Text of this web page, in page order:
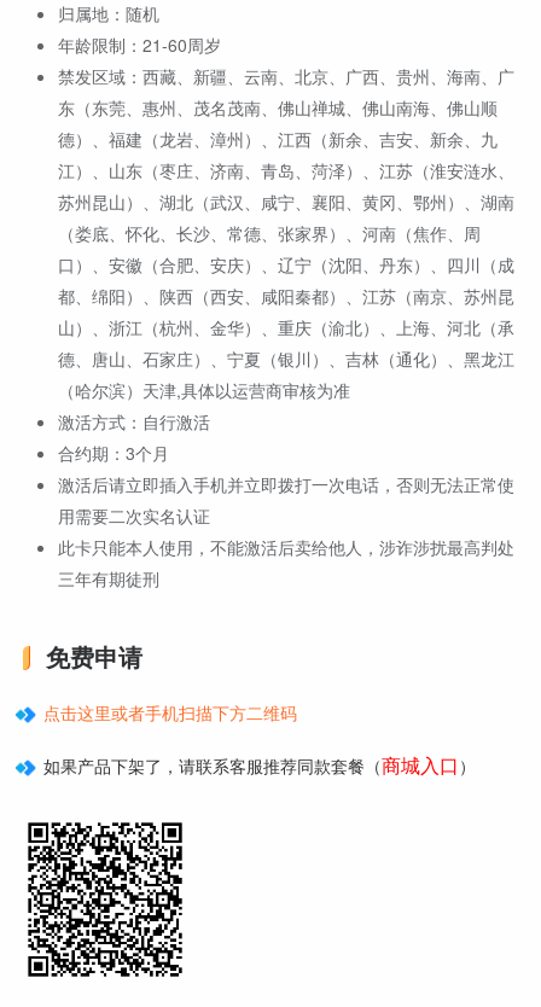
归属地：随机
年龄限制：21-60周岁
禁发区域：西藏、新疆、云南、北京、广西、贵州、海南、广
东（东莞、惠州、茂名茂南、佛山禅城、佛山南海、佛山顺
德）、福建（龙岩、漳州）、江西（新余、吉安、新余、九
江）、山东（枣庄、济南、青岛、菏泽）、江苏（淮安涟水、
苏州昆山）、湖北（武汉、咸宁、襄阳、黄冈、鄂州）、湖南
（娄底、怀化、长沙、常德、张家界）、河南（焦作、周
口）、安徽（合肥、安庆）、辽宁（沈阳、丹东）、四川（成
都、绵阳）、陕西（西安、咸阳秦都）、江苏（南京、苏州昆
山）、浙江（杭州、金华）、重庆（渝北）、上海、河北（承
德、唐山、石家庄）、宁夏（银川）、吉林（通化）、黑龙江
（哈尔滨）天津,具体以运营商审核为准
激活方式：自行激活
合约期：3个月
激活后请立即插入手机并立即拨打一次电话，否则无法正常使
用需要二次实名认证
此卡只能本人使用，不能激活后卖给他人，涉诈涉扰最高判处
三年有期徒刑
免费申请
点击这里或者手机扫描下方二维码
如果产品下架了，请联系客服推荐同款套餐（商城入口 ）